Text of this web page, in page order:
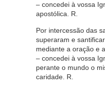
– concedei à vossa
apostólica. R.
Por intercessão das
superaram e
mediante a oração e
– concedei à vossa
perante o mundo o
caridade. R.